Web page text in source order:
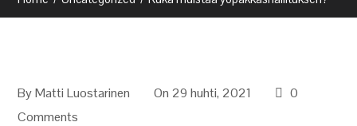
ByMatti Luostarinen On 29 huhti, 2021
0
Comments